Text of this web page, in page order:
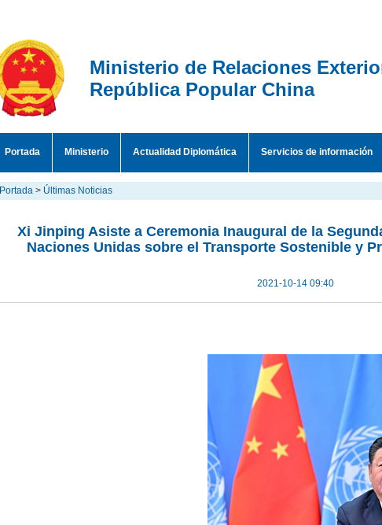
Ministerio de Relaciones
República Popular China
Portada Ministerio Actualidad Diplomática Servicios de información
Portada > Últimas Noticias
Xi Jinping Asiste a Ceremonia Inaugural de la
Naciones Unidas sobre el Transporte Sostenible y
2021-10-14 09:40